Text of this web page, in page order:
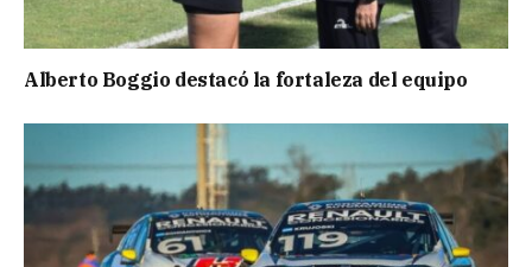
Alberto Boggio destacó la fortaleza del equipo